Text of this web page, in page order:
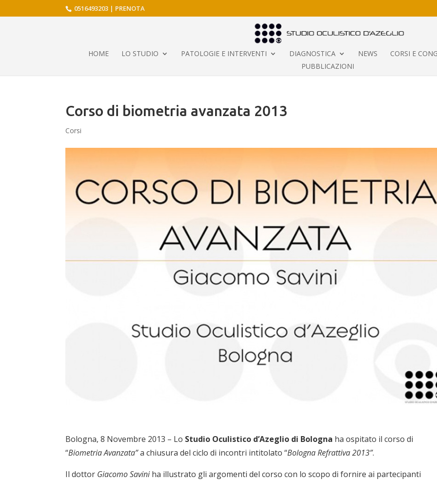
0516493203 | PRENOTA
HOME LO STUDIO PATOLOGIE E INTERVENTI DIAGNOSTICA NEWS CORSI E
PUBBLICAZIONI
Corso di biometria avanzata 2013
Corsi
Bologna, 8 Novembre 2013 – Lo Studio Oculistico d’Azeglio di Bologna ha ospitato il corso di
“Biometria Avanzata”a chiusura del ciclo di incontri intitolato “Bologna Refrattiva 2013”.
Il dottor Giacomo Saviniha illustrato gli argomenti del corso con lo scopo di fornire ai partecipanti